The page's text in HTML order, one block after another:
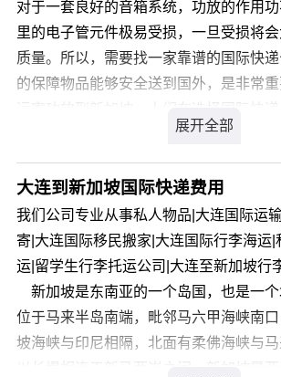
制，目的国通关率高达99.9%，关税为
递空运寄消炎片到新加坡价格是多少呢?
方网站 详细了解。
对于一套良好的音箱系统，功放的作用
里的电子管元件极易受损，一旦受损将
质量。所以，需要找一家靠谱的国际快
的保障物品能够安全送到国外，是非常
无从下手，如何从国内方便、安全、又快
海外亲人手中，国际快递空运寄功放到
国际快递空运寄功放到新加坡比较好的国
些呢?您可以登录我们官方网站 详细咨
客服为您解答，解决您国际快递空运寄
虑。
大连到新加坡国际快递费用
我们公司专业从事私人物品|大连国际运
寄|大连国际移民搬家|大连国际行李海运|
运|留学生行李托运公司|大连至新加坡行
新加坡是东南亚的一个岛国，也是一个
位于马来半岛南端，毗邻马六甲海峡南
坡海峡与印尼相隔，北面有柔佛海峡与